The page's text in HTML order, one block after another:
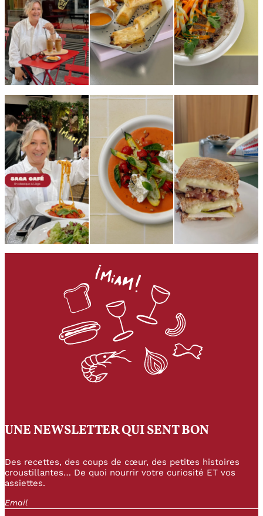
UNE NEWSLETTER QUI SENT BON
Des recettes, des coups de cœur, des petites histoires
croustillantes… De quoi nourrir votre curiosité ET vos
assiettes.